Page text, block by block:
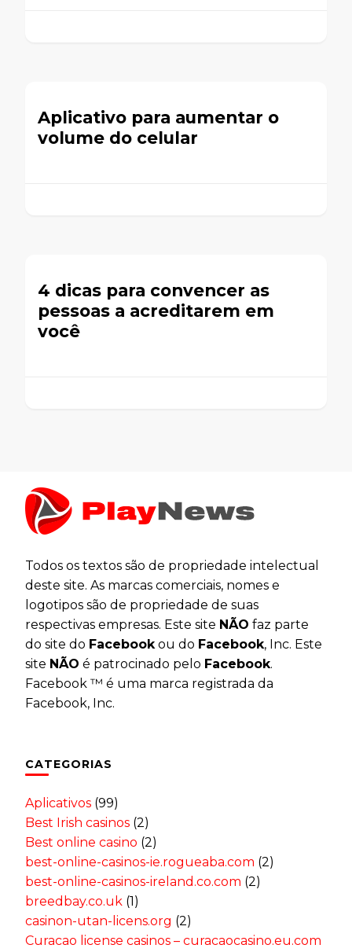
Aplicativo para aumentar o
volume do celular
4 dicas para convencer as
pessoas a acreditarem em
você
Todos os textos são de propriedade intelectual
deste site. As marcas comerciais, nomes e
logotipos são de propriedade de suas
respectivas empresas. Este site NÃO faz parte
do site do Facebookou do Facebook, Inc. Este
site NÃO é patrocinado pelo Facebook.
Facebook ™ é uma marca registrada da
Facebook, Inc.
CATEGORIAS
Aplicativos (99)
Best Irish casinos (2)
Best online casino (2)
best-online-casinos-ie.rogueaba.com (2)
best-online-casinos-ireland.co.com (2)
breedbay.co.uk (1)
casinon-utan-licens.org (2)
Curacao license casinos – curacaocasino.eu.com